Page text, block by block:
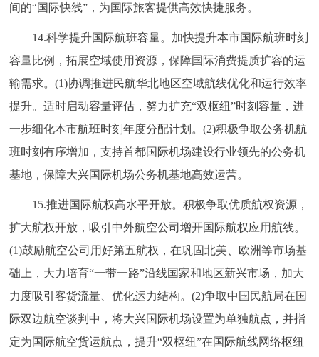
间的“国际快线”，为国际旅客提供高效快捷服务。
14.科学提升国际航班容量。加快提升本市国际航班时刻
容量比例，拓展空域使用资源，保障国际消费提质扩容的运
输需求。(1)协调推进民航华北地区空域航线优化和运行效率
提升。适时启动容量评估，努力扩充“双枢纽”时刻容量，进
一步细化本市航班时刻年度分配计划。(2)积极争取公务机航
班时刻有序增加，支持首都国际机场建设行业领先的公务机
基地，保障大兴国际机场公务机基地高效运营。
15.推进国际航权高水平开放。积极争取优质航权资源，
扩大航权开放，吸引中外航空公司增开国际航权应用航线。
(1)鼓励航空公司用好第五航权，在巩固北美、欧洲等市场基
础上，大力培育“一带一路”沿线国家和地区新兴市场，加大
力度吸引客货流量、优化运力结构。(2)争取中国民航局在国
际双边航空谈判中，将大兴国际机场设置为单独航点，并指
定为国际航空货运航点，提升“双枢纽”在国际航线网络枢纽